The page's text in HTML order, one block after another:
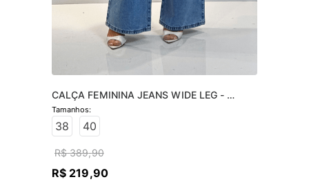
CALÇA FEMININA JEANS WIDE LEG -
JEANS CLARO
38 40
R$ 389,90
R$ 219,90